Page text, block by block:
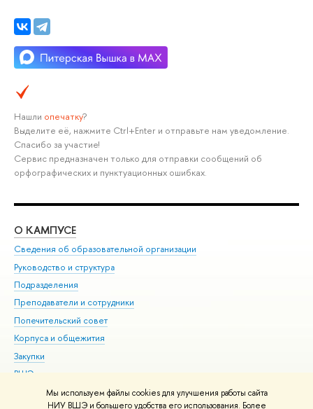
Мы используем файлы cookies для улучшения работы сайта
НИУ ВШЭ и большего удобства его использования. Более
Нашли опечатку?
Выделите её, нажмите Ctrl+Enter и отправьте нам уведомление.
Спасибо за участие!
Сервис предназначен только для отправки сообщений об
орфографических и пунктуационных ошибках.
О КАМПУСЕ
Сведения об образовательной организации
Руководство и структура
Подразделения
Преподаватели и сотрудники
Попечительский совет
Корпуса и общежития
Закупки
ВШЭ для студентов с ограниченными возможностями
здоровья и инвалидностью
Версия для слабовидящих